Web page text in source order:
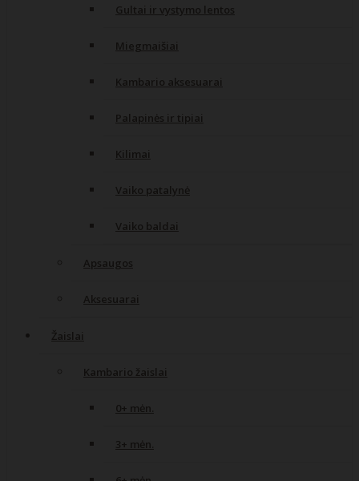
Gultai ir vystymo lentos
Miegmaišiai
Kambario aksesuarai
Palapinės ir tipiai
Kilimai
Vaiko patalynė
Vaiko baldai
Apsaugos
Aksesuarai
Žaislai
Kambario žaislai
0+ mėn.
3+ mėn.